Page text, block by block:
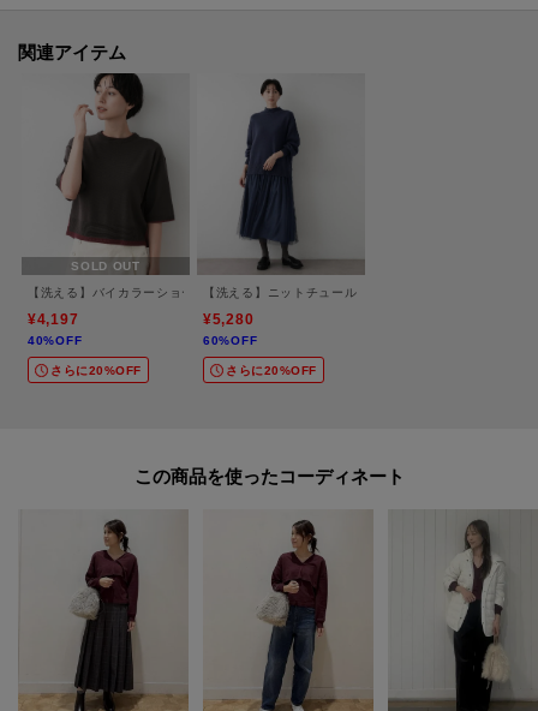
す。
※照明の関係により、実際よりも色味が違って見える場合があります。ま
た、パソコン・スマートフォンなどの環境により、若干製品と画像のカラー
が異なる場合もございます。
モデル情報：身長168cm B76 W58 H86 着用サイズ：02（M）
関連アイテム
SOLD OUT
【洗える】バイカラーショート丈ニット
¥4,197
40%OFF
さらに20%OFF
【洗える】ニットチュールドッキングワンピース
¥5,280
60%OFF
さらに20%OFF
この商品を使った